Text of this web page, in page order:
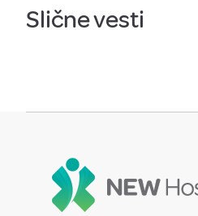
Slične vesti